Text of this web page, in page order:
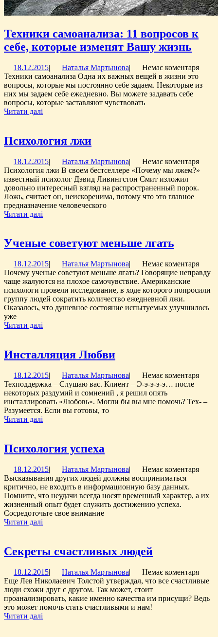
Техники самоанализа: 11 вопросов к
себе, которые изменят Вашу жизнь
11
к
18.12.201518.12.2015
| Наталья МартыноваНаталья
Мартынова
|
Немає коментаря
Техники самоанализа Одна их важных вещей в жизни это
вопросы, которые мы постоянно себе задаем. Некоторые из
них мы задаем себе ежедневно. Вы можете задавать себе
вопросы, которые заставляют чувствовать
Читати далі
Психология лжиПсихология
18.12.201518.12.2015
| Наталья МартыноваНаталья
Мартынова
|
Немає коментаря
Психология лжи В своем бестселлере «Почему мы лжем?»
известный психолог Дэвид Ливингстон Смит изложил
довольно интересный взгляд на распространенный порок.
Ложь, считает он, неискоренима, потому что это главное
предназначение человеческого
Читати далі
Ученые советуют меньше лгать
меньше
лгать
18.12.201518.12.2015
| Наталья МартыноваНаталья
Мартынова
|
Немає коментаря
Почему ученые советуют меньше лгать? Говорящие неправду
чаще жалуются на плохое самочувствие. Американские
психологи провели исследование, в ходе которого попросили
группу людей сократить количество ежедневной лжи.
Оказалось, что душевное состояние испытуемых улучшилось
уже
Читати далі
Инсталляция ЛюбвиИнсталляция
18.12.201518.12.2015
| Наталья МартыноваНаталья
Мартынова
|
Немає коментаря
Техподдержка – Слушаю вас. Клиент – Э-э-э-э-э… после
некоторых раздумий и сомнений , я решил опять
инсталлировать «Любовь». Могли бы вы мне помочь? Тех- –
Разумеется. Если вы готовы, то
Читати далі
Психология успеха
18.12.201518.12.2015
| Наталья МартыноваНаталья
Мартынова
|
Немає коментаря
Высказывания других людей должны восприниматься
критично, не входить в информационную базу данных.
Помните, что неудачи всегда носят временный характер, а их
жизненный опыт будет служить достижению успеха.
Сосредоточьте свое внимание
Читати далі
Секреты счастливых людейСекреты
людей
18.12.201518.12.2015
| Наталья МартыноваНаталья
Мартынова
|
Немає коментаря
Еще Лев Николаевич Толстой утверждал, что все счастливые
люди схожи друг с другом. Так может, стоит
проанализировать, какие именно качества им присущи? Ведь
это может помочь стать счастливыми и нам!
Читати далі